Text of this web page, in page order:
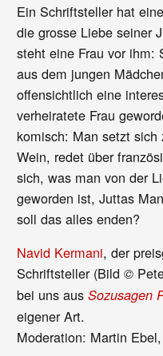
Ein Schriftsteller hat
die grosse Liebe seiner
steht eine Frau vor ihm:
aus dem jungen
offensichtlich eine
verheiratete Frau
komisch: Man setzt
Wein, redet über
sich, was man von der
geworden ist, Juttas
soll das alles enden?
Navid Kermani, der
Schriftsteller (Bild©
bei uns ausSozusagen
eigener Art.
Moderation: Martin